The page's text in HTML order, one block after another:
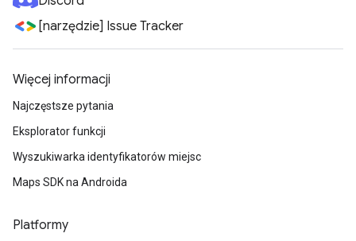
[narzędzie] Issue Tracker
Więcej informacji
Najczęstsze pytania
Eksplorator funkcji
Wyszukiwarka identyfikatorów miejsc
Maps SDK na Androida
Platformy